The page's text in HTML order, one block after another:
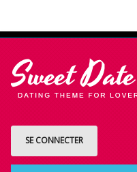
SE CONNECTER